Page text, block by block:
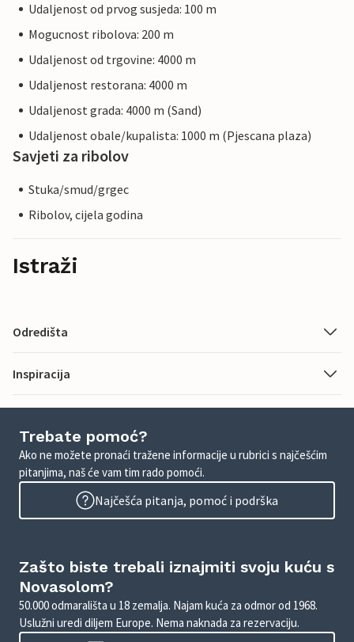
Udaljenost od prvog susjeda: 100 m
Mogucnost ribolova: 200 m
Udaljenost od trgovine: 4000 m
Udaljenost restorana: 4000 m
Udaljenost grada: 4000 m (Sand)
Udaljenost obale/kupalista: 1000 m (Pjescana plaza)
Savjeti za ribolov
Stuka/smud/grgec
Ribolov, cijela godina
Istraži
Odredišta
Inspiracija
Trebate pomoć?
Ako ne možete pronaći tražene informacije u rubrici s najčešćim
pitanjima, naš će vam tim rado pomoći.
Najčešća pitanja, pomoć i podrška
Zašto biste trebali iznajmiti svoju kuću s
Novasolom?
50.000 odmarališta u 18 zemalja. Najam kuća za odmor od 1968.
Uslužni uredi diljem Europe. Nema naknada za rezervaciju.